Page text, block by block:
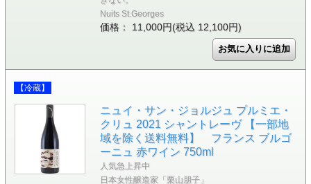
Nuits St.Georges
価格： 11,000円(税込 12,100円)
【冷蔵】
ニュイ・サン・ジョルジュ プルミエ・
クリュ 2021 シャントレーヴ 【一部地
域を除く送料無料】 フランス ブルゴ
ーニュ 赤ワイン 750ml
人気急上昇中
日本女性醸造家「栗山朋子」